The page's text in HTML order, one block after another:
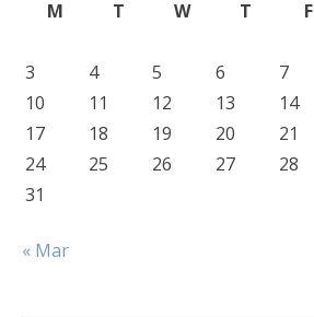
M T W T F
3
4 5 6 7
10
11 12 13 14
17
18 19 20 21
24
25 26 27 28
31
« Mar